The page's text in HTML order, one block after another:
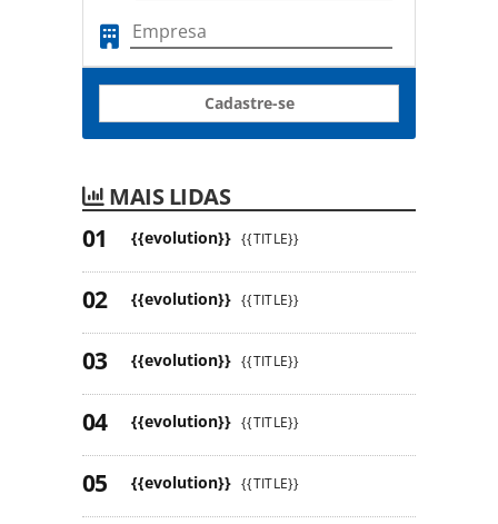
Cadastre-se
MAIS LIDAS
{{evolution}} {{TITLE}}
{{evolution}} {{TITLE}}
{{evolution}} {{TITLE}}
{{evolution}} {{TITLE}}
{{evolution}} {{TITLE}}